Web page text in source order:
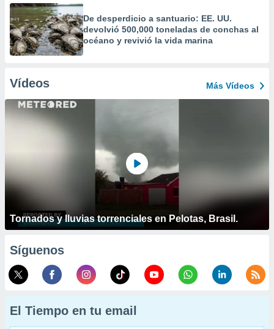
De desperdicio a santuario: EE. UU.
devolvió 500,000 toneladas de conchas al
océano y revivió la vida marina
Vídeos Más Vídeos
Tornados y lluvias torrenciales en Pelotas, Brasil.
Síguenos
El Tiempo en tu email